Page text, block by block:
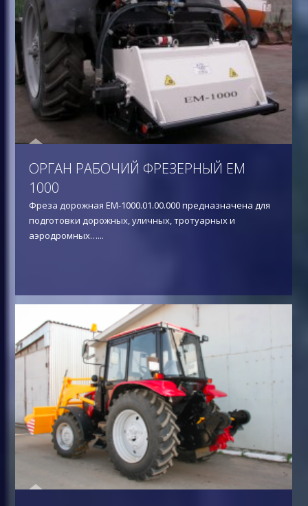
ОРГАН РАБОЧИЙ ФРЕЗЕРНЫЙ ЕМ
1000
Фреза дорожная ЕМ-1000.01.00.000 предназначена для
подготовки дорожных, уличных, тротуарных и
аэродромных…...